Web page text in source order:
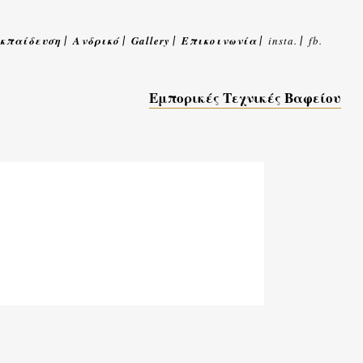
Ανδρικό Gallery Επικοινωνία insta. fb.
Εμπορικές Τεχνικές Βαφείου